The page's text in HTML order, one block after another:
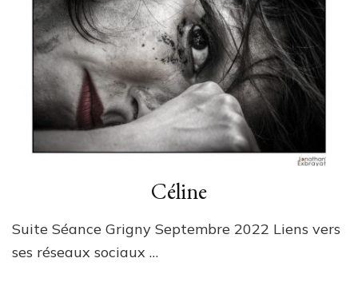
Céline
Suite Séance Grigny Septembre 2022 Liens vers
ses réseaux sociaux …